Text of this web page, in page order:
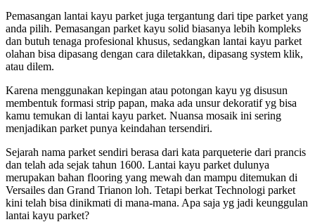
Pemasangan lantai kayu parket juga tergantung dari tipe parket yang
anda pilih. Pemasangan parket kayu solid biasanya lebih kompleks
dan butuh tenaga profesional khusus, sedangkan lantai kayu parket
olahan bisa dipasang dengan cara diletakkan, dipasang system klik,
atau dilem.
Karena menggunakan kepingan atau potongan kayu yg disusun
membentuk formasi strip papan, maka ada unsur dekoratif yg bisa
kamu temukan di lantai kayu parket. Nuansa mosaik ini sering
menjadikan parket punya keindahan tersendiri.
Sejarah nama parket sendiri berasa dari kata parqueterie dari prancis
dan telah ada sejak tahun 1600. Lantai kayu parket dulunya
merupakan bahan flooring yang mewah dan mampu ditemukan di
Versailes dan Grand Trianon loh. Tetapi berkat Technologi parket
kini telah bisa dinikmati di mana-mana. Apa saja yg jadi keunggulan
lantai kayu parket?